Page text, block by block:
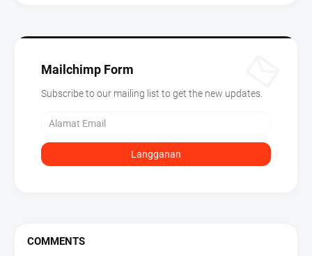
Mailchimp Form
Subscribe to our mailing list to get the new updates.
COMMENTS